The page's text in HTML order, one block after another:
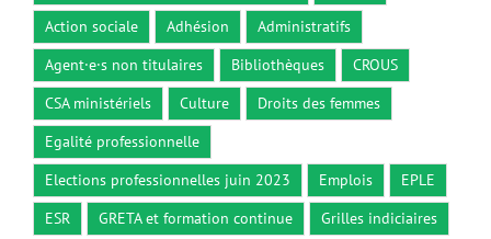
Action sociale
Adhésion
Administratifs
Agent·e·s non titulaires
Bibliothèques
CROUS
CSA ministériels
Culture
Droits des femmes
Egalité professionnelle
Elections professionnelles juin 2023
Emplois
EPLE
ESR
GRETA et formation continue
Grilles indiciaires